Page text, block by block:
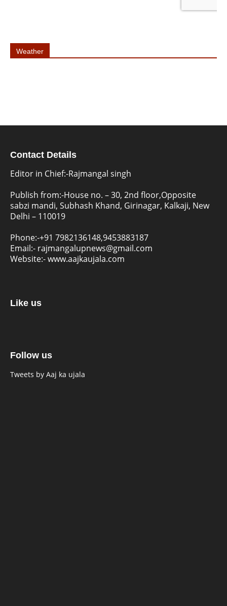
Weather
Contact Details
Editor in Chief:-Rajmangal singh
Publish from:-House no. – 30, 2nd floor,Opposite
sabzi mandi, Subhash Khand, Girinagar, Kalkaji, New
Delhi – 110019
Phone:-+91 7982136148,9453883187
Email:- rajmangalupnews@gmail.com
Website:-www.aajkaujala.com
Like us
Follow us
Tweets by Aaj ka ujala